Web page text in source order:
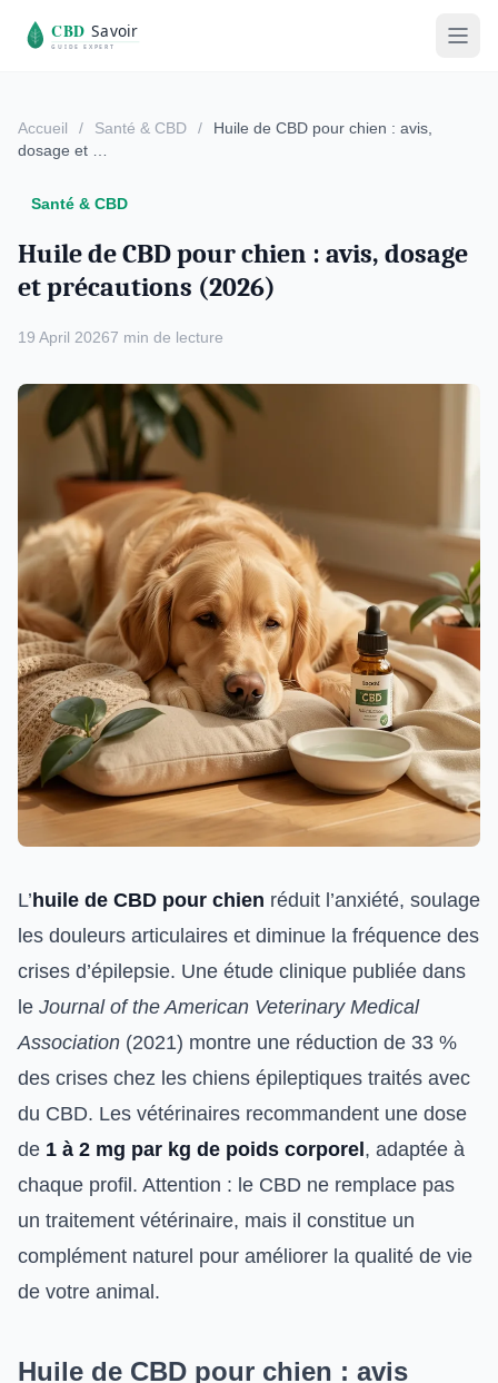
Accueil / Santé & CBD /
Huile de CBD pour chien : avis,
dosage et …
Santé & CBD
Huile de CBD pour chien : avis, dosage
et précautions (2026)
19 April 20267 min de lecture
L’ huile de CBD pour chien réduit l’anxiété, soulage
les douleurs articulaires et diminue la fréquence des
crises d’épilepsie. Une étude clinique publiée dans
le Journal of the American Veterinary Medical
Association (2021) montre une réduction de 33 %
des crises chez les chiens épileptiques traités avec
du CBD. Les vétérinaires recommandent une dose
de 1 à 2 mg par kg de poids corporel , adaptée à
chaque profil. Attention : le CBD ne remplace pas
un traitement vétérinaire, mais il constitue un
complément naturel pour améliorer la qualité de vie
de votre animal.
Huile de CBD pour chien : avis